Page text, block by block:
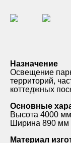
Назначение
Освещение
территорий,
коттеджных
Основные
Высота 4000
Ширина 890 мм
Материал